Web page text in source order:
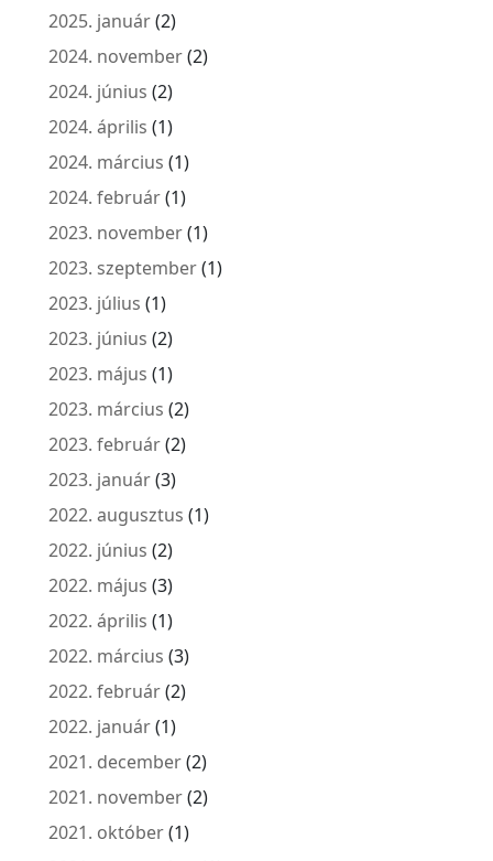
2025. január(2)
2024. november(2)
2024. június (2)
2024. április (1)
2024. március (1)
2024. február(1)
2023. november(1)
2023. szeptember(1)
2023. július (1)
2023. június (2)
2023. május (1)
2023. március (2)
2023. február(2)
2023. január(3)
2022. augusztus (1)
2022. június (2)
2022. május (3)
2022. április (1)
2022. március (3)
2022. február(2)
2022. január(1)
2021. december(2)
2021. november(2)
2021. október(1)